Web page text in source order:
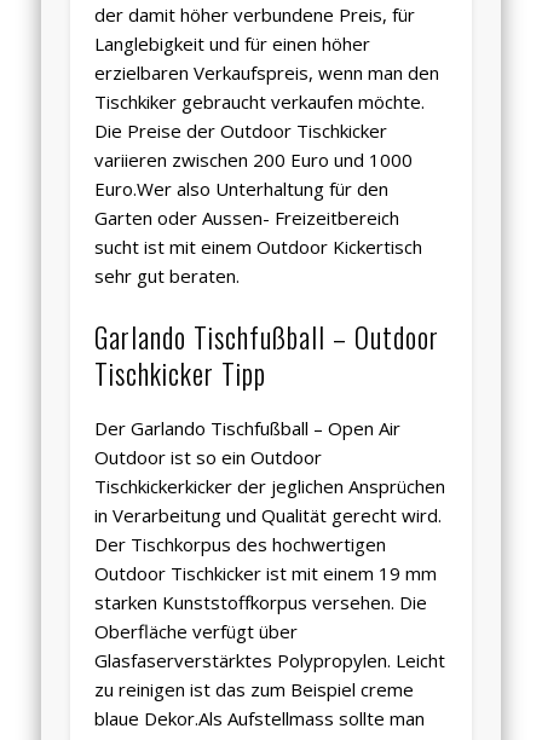
der damit höher verbundene Preis, für
Langlebigkeit und für einen höher
erzielbaren Verkaufspreis, wenn man den
Tischkiker gebraucht verkaufen möchte.
Die Preise der Outdoor Tischkicker
variieren zwischen 200 Euro und 1000
Euro.Wer also Unterhaltung für den
Garten oder Aussen- Freizeitbereich
sucht ist mit einem Outdoor Kickertisch
sehr gut beraten.
Garlando Tischfußball – Outdoor
Tischkicker Tipp
Der Garlando Tischfußball – Open Air
Outdoor ist so ein Outdoor
Tischkickerkicker der jeglichen Ansprüchen
in Verarbeitung und Qualität gerecht wird.
Der Tischkorpus des hochwertigen
Outdoor Tischkicker ist mit einem 19 mm
starken Kunststoffkorpus versehen. Die
Oberfläche verfügt über
Glasfaserverstärktes Polypropylen. Leicht
zu reinigen ist das zum Beispiel creme
blaue Dekor.Als Aufstellmass sollte man